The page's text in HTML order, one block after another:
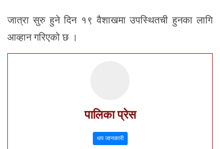
जात्रा सुरु हुने दिन १९ वैशाखमा उपस्थितची हुनका लागि
आव्हान गरिएको छ ।
पालिका प्रेस
थप जानकारी